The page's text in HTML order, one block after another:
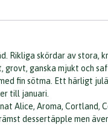
Rikliga skördar av stora,
grovt, ganska mjukt och
fin sötma. Ett härligt
till januari.
Alice, Aroma, Cortland,
dessertäpple men